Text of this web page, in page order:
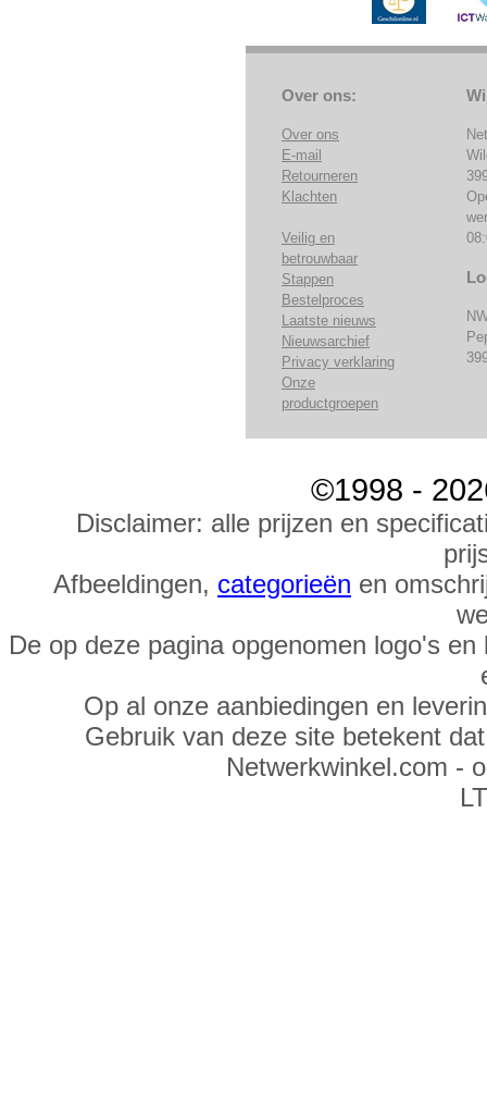
Over ons:
Over ons
E-mail
Retourneren
Klachten
Veilig en
betrouwbaar
Stappen
Bestelproces
Laatste nieuws
Nieuwsarchief
Privacy verklaring
Onze
productgroepen
©1998 -
Disclaimer: alle prijzen en
Afbeeldingen, categorieën en
De op deze pagina opgenomen logo's
Op al onze aanbiedingen en
Gebruik van deze site betekent
Netwerkwinkel.com -